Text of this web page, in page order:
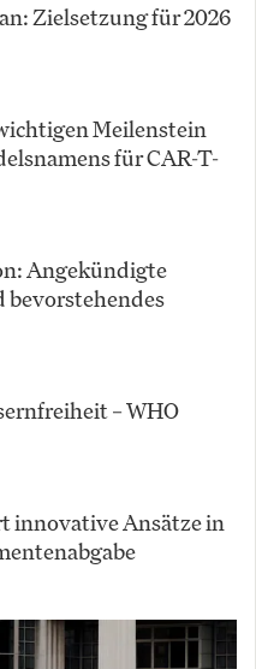
Zielsetzung für 2026
Meilenstein
für CAR-T-
Angekündigte
bevorstehendes
– WHO
innovative Ansätze in